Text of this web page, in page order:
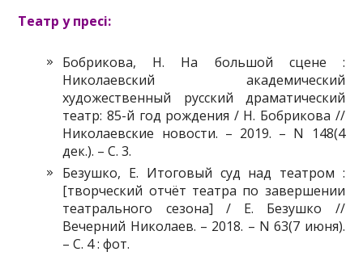
Театр у пресі:
Бобрикова, Н. На большой сцене :
Николаевский академический
художественный русский драматический
театр: 85-й год рождения / Н. Бобрикова //
Николаевские новости. – 2019. – N 148(4
дек.). – С. 3.
Безушко, Е. Итоговый суд над театром :
[творческий отчёт театра по завершении
театрального сезона] / Е. Безушко //
Вечерний Николаев. – 2018. – N 63(7 июня).
– С. 4 : фот.